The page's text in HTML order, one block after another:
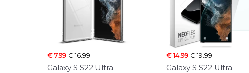
€ 7.99€ 16.99
Galaxy S S22 Ultra
€ 14.99€ 19.99
Galaxy S S22 Ultra